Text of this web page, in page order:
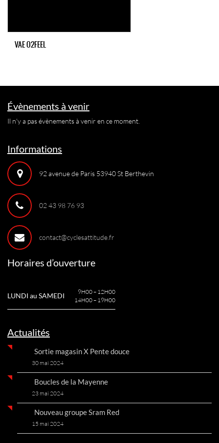
VAE O2FEEL
Évènements à venir
Il n'y a pas évènements à venir en ce moment.
Informations
92 avenue de Paris 53940 St Berthevin
02 43 98 76 93
contact@cyclesattitude.fr
Horaires d’ouverture
LUNDI au SAMEDI
9H00 – 12H00
14H00 – 19H00
Actualités
Sortie magasin X Pente douce
30 mai 2024
Boucles de la Mayenne
23 mai 2024
Nouveau groupe Sram Red
15 mai 2024